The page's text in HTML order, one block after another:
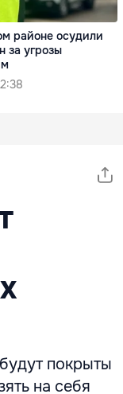
районе осудили
за угрозы
покрыты
на себя